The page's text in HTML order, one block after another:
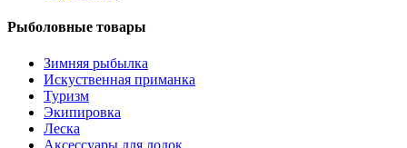
Рыболовные товары
Зимняя рыбылка
Искуственная приманка
Туризм
Экипировка
Леска
Аксессуары для лодок